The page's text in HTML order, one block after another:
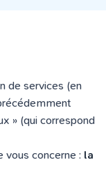
de services (en
» (qui correspond
vous concerne : la